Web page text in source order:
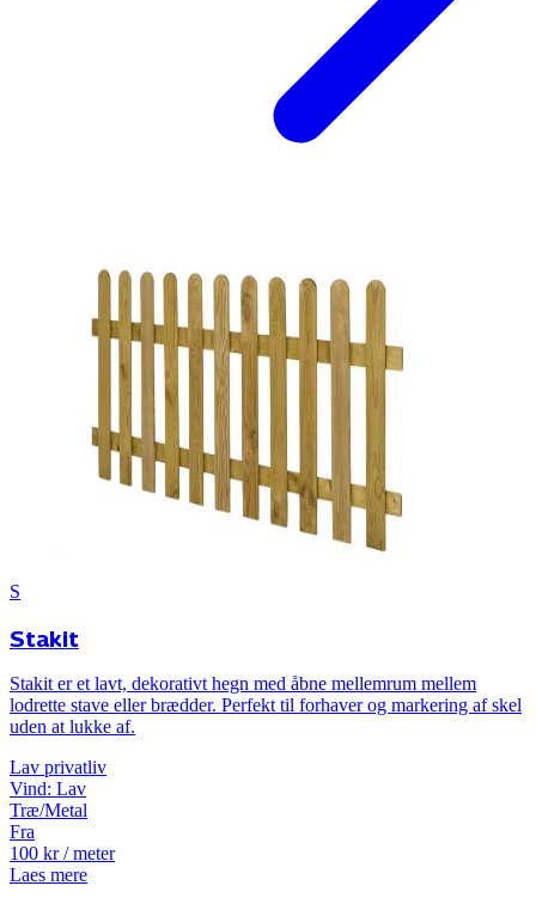
S
Stakit
Stakit er et lavt, dekorativt hegn med åbne mellemrum mellem
lodrette stave eller brædder. Perfekt til forhaver og markering af skel
uden at lukke af.
Lav privatliv
Vind: Lav
Træ/Metal
Fra
100 kr/ meter
Laes mere